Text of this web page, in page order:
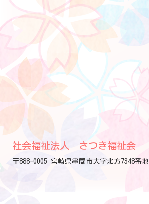
社会福祉法人 さつき福祉会
〒888-0005 宮崎県串間市大字北方7348番地